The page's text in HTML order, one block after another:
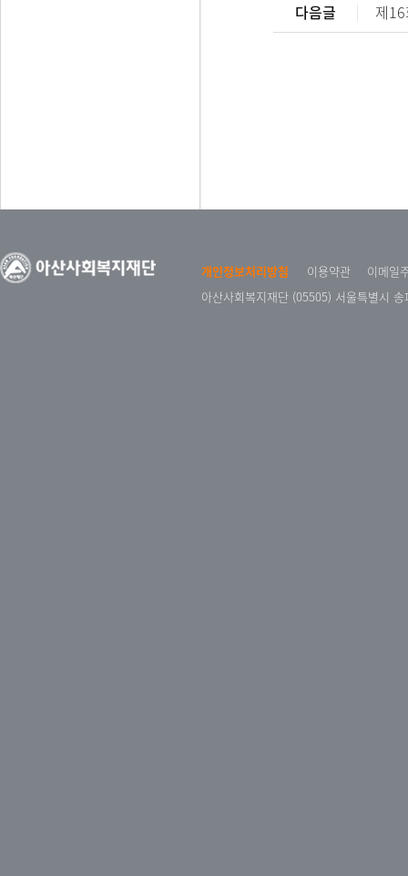
다음글
제
개인정보처리방침 이용약관
이메일
아산사회복지재단 (05505) 서울특별시